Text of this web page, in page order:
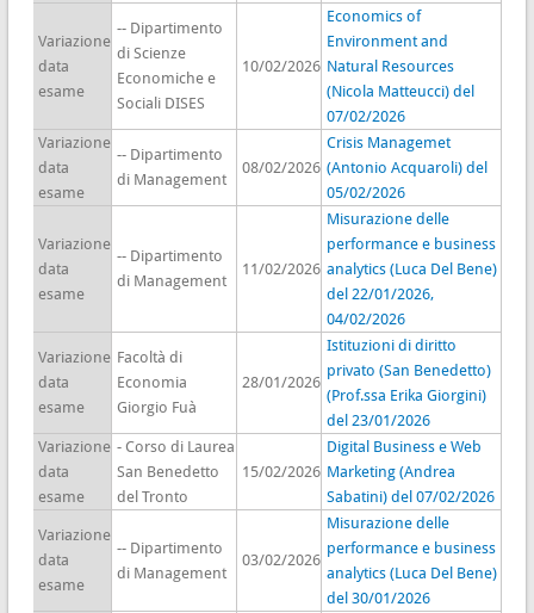
Variazione
data
esame
-- Dipartimento
di Scienze
Economiche e
Sociali DISES
10/02/2026
Economics of
Environment and
Natural Resources
(Nicola Matteucci) del
07/02/2026
Variazione
data
esame
-- Dipartimento
di Management
08/02/2026
Crisis Managemet
(Antonio Acquaroli) del
05/02/2026
Variazione
data
esame
-- Dipartimento
di Management
11/02/2026
Misurazione delle
performance e business
analytics (Luca Del Bene)
del 22/01/2026,
04/02/2026
Variazione
data
esame
Facoltà di
Economia
Giorgio Fuà
28/01/2026
Istituzioni di diritto
privato (San Benedetto)
(Prof.ssa Erika Giorgini)
del 23/01/2026
Variazione
data
esame
- Corso di Laurea
San Benedetto
del Tronto
15/02/2026
Digital Business e Web
Marketing (Andrea
Sabatini) del 07/02/2026
Variazione
data
esame
-- Dipartimento
di Management
03/02/2026
Misurazione delle
performance e business
analytics (Luca Del Bene)
del 30/01/2026